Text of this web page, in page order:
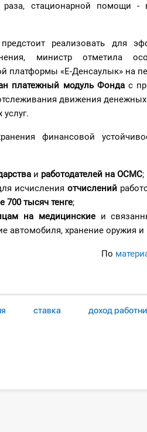
стационарной помощи -
реализовать для
министр отметила
платформы «Е-Денсаулык» на
платежный модуль Фондас
движения денежных
финансовой
и работодателей на ОСМС;
исчисления отчислений
700 тысяч тенге;
на медицинскиеи
автомобиля, хранение оружия и
По
ставка доход